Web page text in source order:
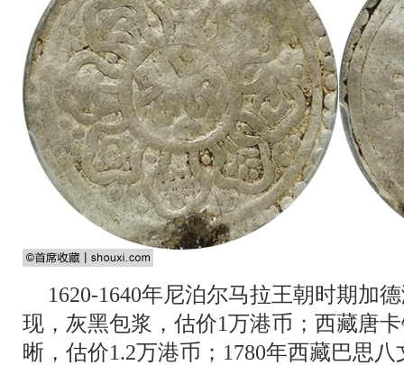
1620-1640年尼泊尔马拉王朝时期加
现，灰黑包浆，估价1万港币；西藏唐
晰，估价1.2万港币；1780年西藏巴思